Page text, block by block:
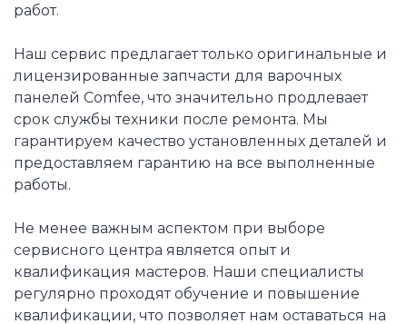
работ.
Наш сервис предлагает только оригинальные и
лицензированные запчасти для варочных
панелей Comfee, что значительно продлевает
срок службы техники после ремонта. Мы
гарантируем качество установленных деталей и
предоставляем гарантию на все выполненные
работы.
Не менее важным аспектом при выборе
сервисного центра является опыт и
квалификация мастеров. Наши специалисты
регулярно проходят обучение и повышение
квалификации, что позволяет нам оставаться на